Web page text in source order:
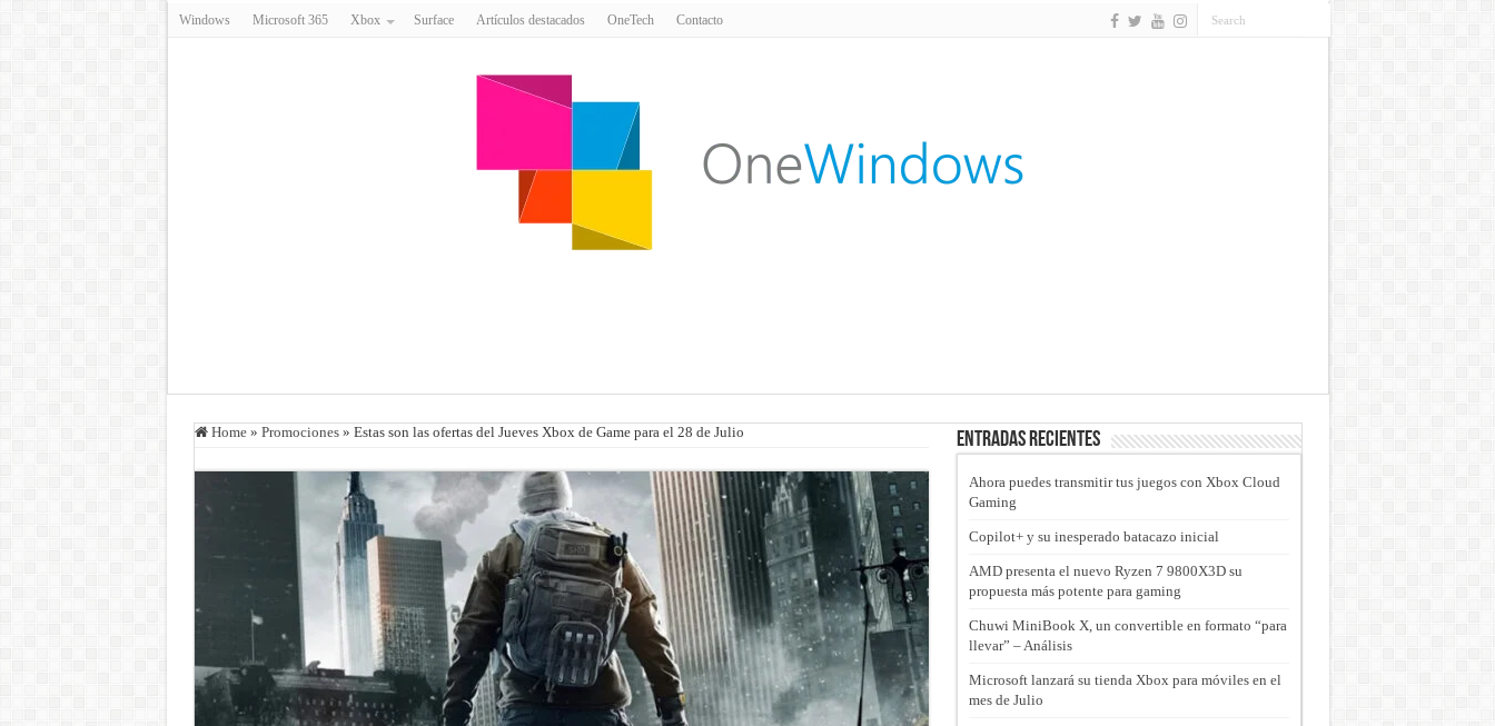
Windows Microsoft 365 Xbox Surface Artículos destacados OneTech Contacto
Home » Promociones » Estas son las ofertas del Jueves Xbox de Game para el 28 de Julio Entradas recientes
Ahora puedes transmitir tus juegos con Xbox Cloud
Gaming
Copilot+ y su inesperado batacazo inicial
AMD presenta el nuevo Ryzen 7 9800X3D su
propuesta más potente para gaming
Chuwi MiniBook X, un convertible en formato “para
llevar” – Análisis
Microsoft lanzará su tienda Xbox para móviles en el
mes de Julio